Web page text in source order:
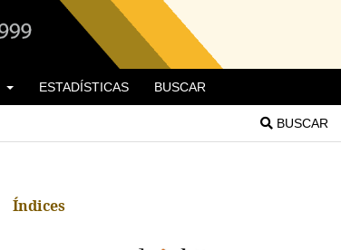
ESTADÍSTICAS BUSCAR
BUSCAR
Índices